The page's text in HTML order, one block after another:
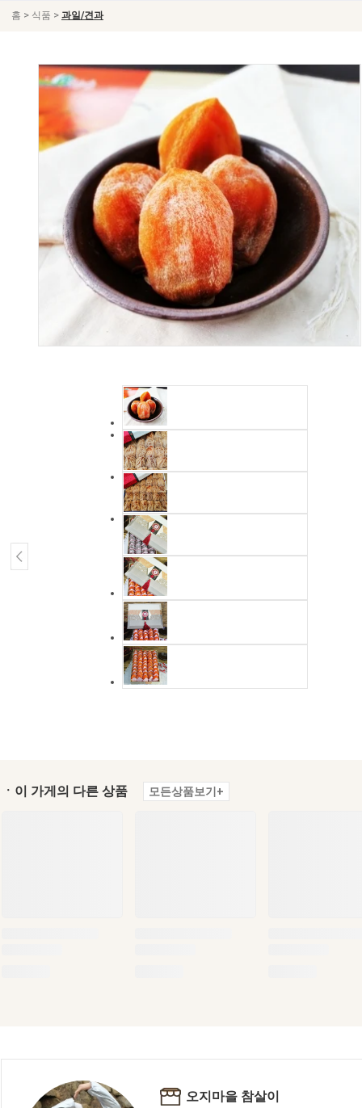
홈 > 식품 > 과일/견과
ㆍ이 가게의 다른 상품 모든상품보기+
오지마을 참살이